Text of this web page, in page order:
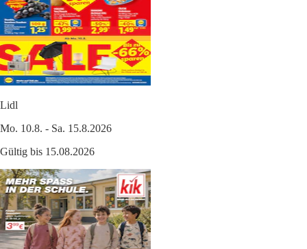
Lidl
Mo. 10.8. - Sa. 15.8.2026
Gültig bis 15.08.2026